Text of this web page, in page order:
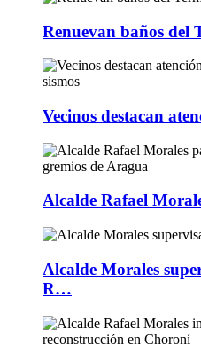
Renuevan baños del
Vecinos destacan
Alcalde Rafael
Alcalde Morales
R…